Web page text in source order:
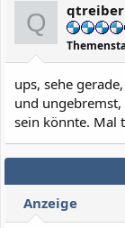
Q qtreiber
ups, sehe
und
sein könnte. Mal
Anzeige